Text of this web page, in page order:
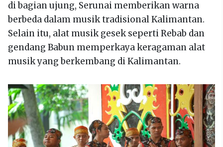
di bagian ujung, Serunai memberikan warna
berbeda dalam musik tradisional Kalimantan.
Selain itu, alat musik gesek seperti Rebab dan
gendang Babun memperkaya keragaman alat
musik yang berkembang di Kalimantan.